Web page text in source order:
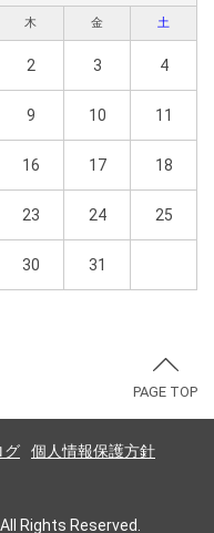
木 金 土
2 3 4
9 10 11
16 17 18
23 24 25
30 31
PAGE TOP
グ
個人情報保護方針
Rights Reserved.